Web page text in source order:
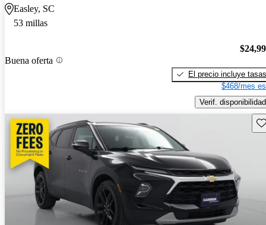
Easley, SC
53 millas
Buena oferta
El precio incluye tasas
$468/mes
Verif. disponibilidad